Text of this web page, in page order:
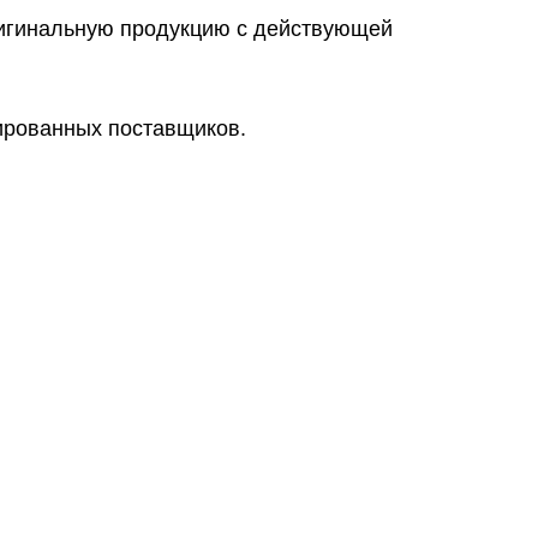
продукцию с действующей
поставщиков.